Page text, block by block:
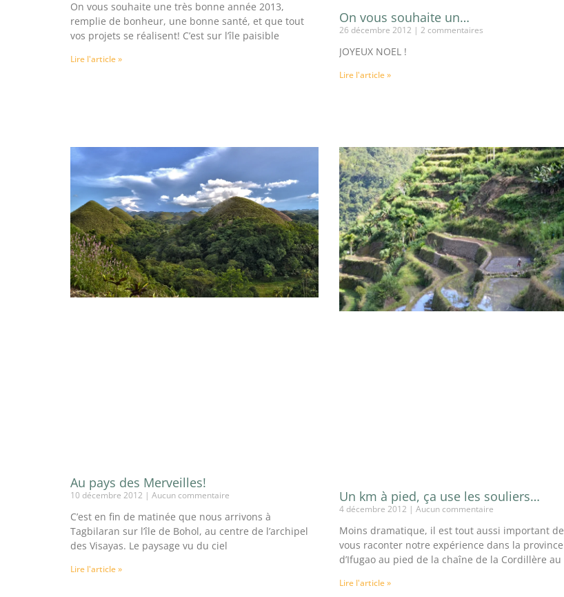
On vous souhaite une très bonne année 2013,
remplie de bonheur, une bonne santé, et que tout
vos projets se réalisent! C’est sur l’île paisible
Lire l'article »
On vous souhaite un…
26 décembre 2012 2 commentaires
JOYEUX NOEL !
Lire l'article »
Au pays des Merveilles!
10 décembre 2012 Aucun commentaire
C’est en fin de matinée que nous arrivons à
Tagbilaran sur l’île de Bohol, au centre de l’archipel
des Visayas. Le paysage vu du ciel
Lire l'article »
Un km à pied, ça use les souliers…
4 décembre 2012 Aucun commentaire
Moins dramatique, il est tout aussi important de
vous raconter notre expérience dans la province
d’Ifugao au pied de la chaîne de la Cordillère au
Lire l'article »